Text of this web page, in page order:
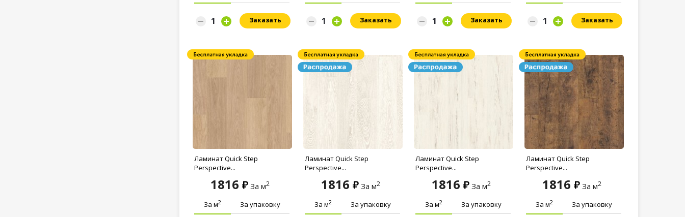
Заказать Заказать Заказать Заказать
Ламинат Quick Step
Perspective...
1816 За м2
За м2 За упаковку
Ламинат Quick Step
Perspective...
1816 За м2
За м2 За упаковку
Ламинат Quick Step
Perspective...
1816 За м2
За м2 За упаковку
Ламинат Quick Step
Perspective...
1816 За м2
За м2 За упаковку